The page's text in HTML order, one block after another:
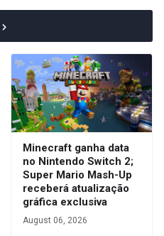
Minecraft ganha data
no Nintendo Switch 2;
Super Mario Mash-Up
receberá atualização
gráfica exclusiva
August 06, 2026